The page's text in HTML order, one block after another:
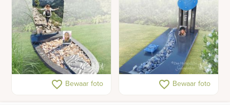
Gedenkteken voor een
tiener met schelpen en
favorite_border Bewaar foto
Modern gedenkteken
met glazen decoraties
favorite_border Bewaar foto